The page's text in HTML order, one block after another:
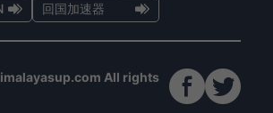
回国加速器
All rights